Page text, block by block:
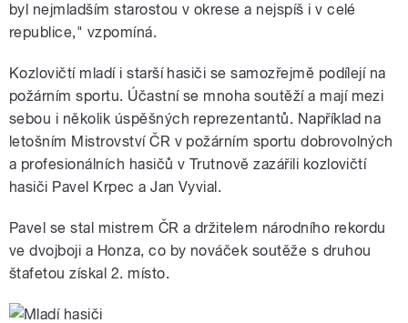
byl nejmladším starostou v okrese a nejspíš i v celé
republice," vzpomíná.
Kozlovičtí mladí i starší hasiči se samozřejmě podílejí na
požárním sportu. Účastní se mnoha soutěží a mají mezi
sebou i několik úspěšných reprezentantů. Například na
letošním Mistrovství ČR v požárním sportu dobrovolných
a profesionálních hasičů v Trutnově zazářili kozlovičtí
hasiči Pavel Krpec a Jan Vyvial.
Pavel se stal mistrem ČR a držitelem národního rekordu
ve dvojboji a Honza, co by nováček soutěže s druhou
štafetou získal 2. místo.